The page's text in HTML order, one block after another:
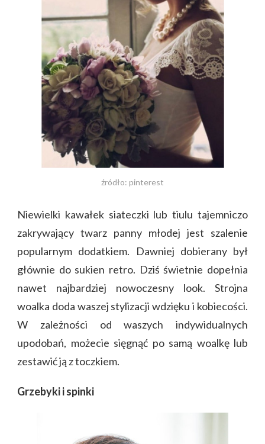
źródło: pinterest
Niewielki kawałek siateczki lub tiulu tajemniczo
zakrywający twarz panny młodej jest szalenie
popularnym dodatkiem. Dawniej dobierany był
głównie do sukien retro. Dziś świetnie dopełnia
nawet najbardziej nowoczesny look. Strojna
woalka doda waszej stylizacji wdzięku i kobiecości.
W zależności od waszych indywidualnych
upodobań, możecie sięgnąć po samą woalkę lub
zestawić ją z toczkiem.
Grzebyki i spinki